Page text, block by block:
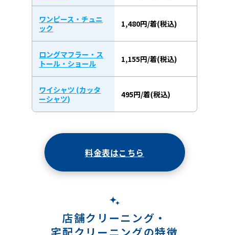
ワンピース・チュニ
ック
1,480円/着(税込)
ロングマフラー・ス
トール・ショール
1,155円/着(税込)
ワイシャツ (カッタ
ーシャツ)
495円/着(税込)
料金表はこちら
店舗クリーニング・
宅配クリーニングの特徴